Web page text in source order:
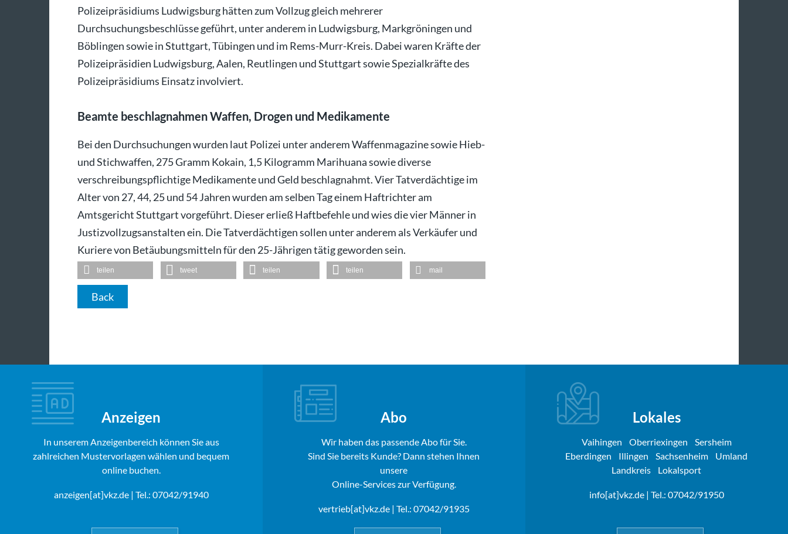
Polizeipräsidiums Ludwigsburg hätten zum Vollzug gleich mehrerer
Durchsuchungsbeschlüsse geführt, unter anderem in Ludwigsburg, Markgröningen und
Böblingen sowie in Stuttgart, Tübingen und im Rems-Murr-Kreis. Dabei waren Kräfte der
Polizeipräsidien Ludwigsburg, Aalen, Reutlingen und Stuttgart sowie Spezialkräfte des
Polizeipräsidiums Einsatz involviert.
Beamte beschlagnahmen Waffen, Drogen und Medikamente
Bei den Durchsuchungen wurden laut Polizei unter anderem Waffenmagazine sowie Hieb-
und Stichwaffen, 275 Gramm Kokain, 1,5 Kilogramm Marihuana sowie diverse
verschreibungspflichtige Medikamente und Geld beschlagnahmt. Vier Tatverdächtige im
Alter von 27, 44, 25 und 54 Jahren wurden am selben Tag einem Haftrichter am
Amtsgericht Stuttgart vorgeführt. Dieser erließ Haftbefehle und wies die vier Männer in
Justizvollzugsanstalten ein. Die Tatverdächtigen sollen unter anderem als Verkäufer und
Kuriere von Betäubungsmitteln für den 25-Jährigen tätig geworden sein.
teilen tweet teilen teilen mail
Back
Anzeigen
In unserem Anzeigenbereich können Sie aus
zahlreichen Mustervorlagen wählen und bequem
online buchen.
anzeigen[at]vkz.de| Tel.: 07042/91940
Abo
Wir haben das passende Abo für Sie.
Sind Sie bereits Kunde? Dann stehen Ihnen
unsere
Online-Services zur Verfügung.
vertrieb[at]vkz.de| Tel.: 07042/91935
Lokales
Vaihingen Oberriexingen
Sersheim
Eberdingen
Illingen Sachsenheim
Umland
Landkreis
Lokalsport
info[at]vkz.de| Tel.: 07042/91950